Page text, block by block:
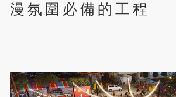
漫氛圍必備的工程